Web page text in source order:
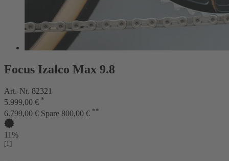
Focus Izalco Max 9.8
Art.-Nr. 82321
5.999,00 € *
6.799,00 € Spare 800,00 € **
11%
[1]